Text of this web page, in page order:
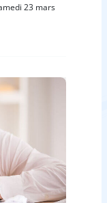
23 mars